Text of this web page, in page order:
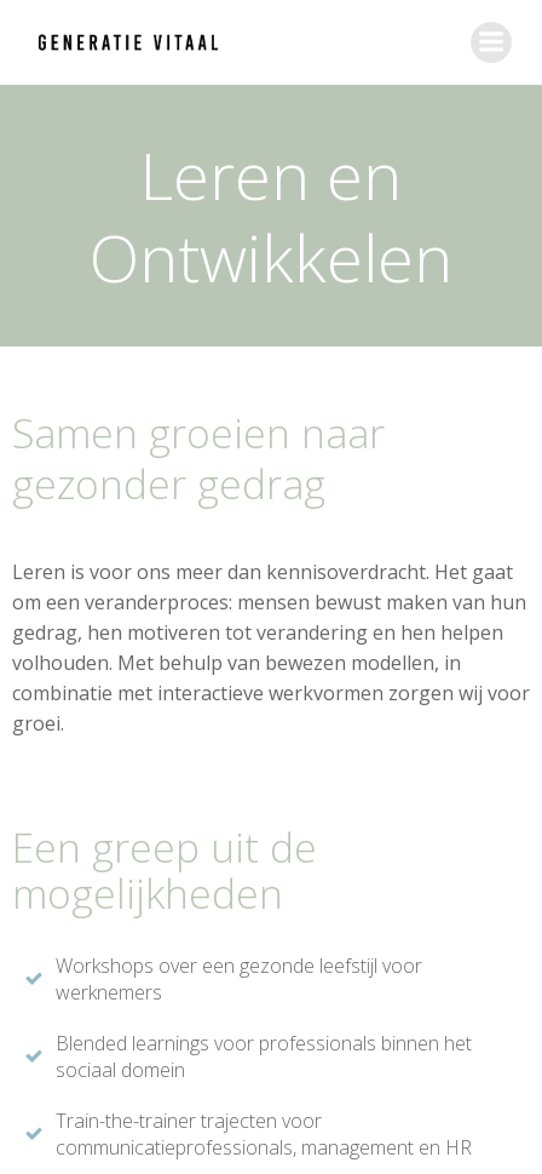
Leren en
Ontwikkelen
Samen groeien naar
gezonder gedrag
Leren is voor ons meer dan kennisoverdracht. Het gaat
om een veranderproces: mensen bewust maken van hun
gedrag, hen motiveren tot verandering en hen helpen
volhouden. Met behulp van bewezen modellen, in
combinatie met interactieve werkvormen zorgen wij voor
groei.
Een greep uit de
mogelijkheden
Workshops over een gezonde leefstijl voor
werknemers
Blended learnings voor professionals binnen het
sociaal domein
Train-the-trainer trajecten voor
communicatieprofessionals, management en HR